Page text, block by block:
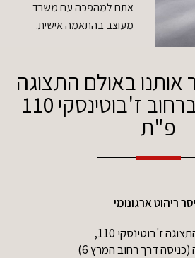
אתם למהפכה עם משרד
מעוצב בהתאמה אישית.
אותנו באולם התצוגה
החדש שלנו ברחוב ז'בוטינסקי 110
פ"ת
ריהוט ארגונומי
ז'בוטינסקי 110,
דרך רחוב המרץ 6)